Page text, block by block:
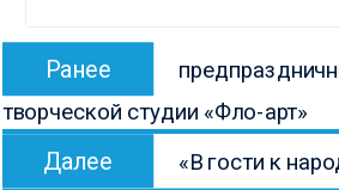
Навигация
записям
Ранее
запись:
творческой студии «Фло-арт»
Далее
запись:
«В гости к